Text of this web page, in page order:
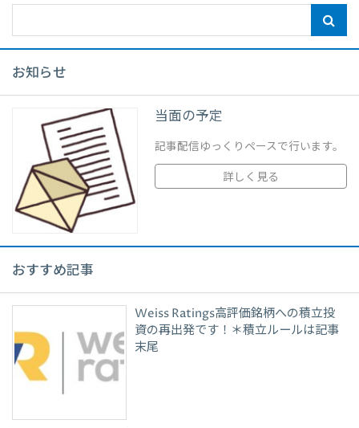
お知らせ
当面の予定
記事配信ゆっくりペースで行います。
詳しく見る
おすすめ記事
Weiss Ratings高評価銘柄への積立投
資の再出発です！＊積立ルールは記事
末尾